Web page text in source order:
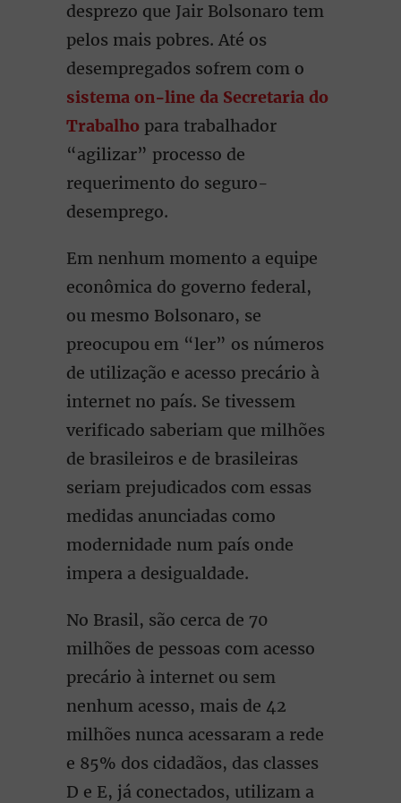
desprezo que Jair Bolsonaro tem
pelos mais pobres. Até os
desempregados sofrem com o
sistema on-line da Secretaria do
Trabalho para trabalhador
“agilizar” processo de
requerimento do seguro-
desemprego.
Em nenhum momento a equipe
econômica do governo federal,
ou mesmo Bolsonaro, se
preocupou em “ler” os números
de utilização e acesso precário à
internet no país. Se tivessem
verificado saberiam que milhões
de brasileiros e de brasileiras
seriam prejudicados com essas
medidas anunciadas como
modernidade num país onde
impera a desigualdade.
No Brasil, são cerca de 70
milhões de pessoas com acesso
precário à internet ou sem
nenhum acesso, mais de 42
milhões nunca acessaram a rede
e 85% dos cidadãos, das classes
D e E, já conectados, utilizam a